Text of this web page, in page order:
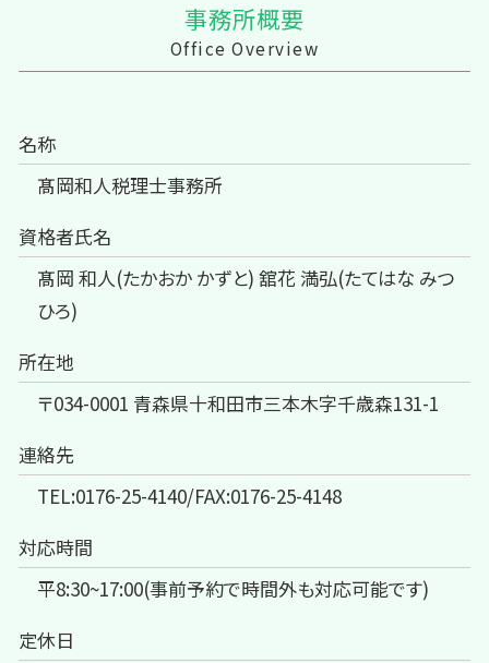
事務所概要
Office Overview
名称
髙岡和人税理士事務所
資格者氏名
髙岡 和人(たかおか かずと) 舘花 満弘(たてはな みつ
ひろ)
所在地
〒034-0001 青森県十和田市三本木字千歳森131-1
連絡先
TEL:0176-25-4140/FAX:0176-25-4148
対応時間
平8:30~17:00(事前予約で時間外も対応可能です)
定休日